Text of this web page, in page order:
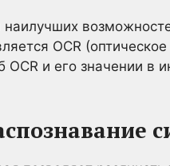
наилучших
OCR (оптическое
и его значении в